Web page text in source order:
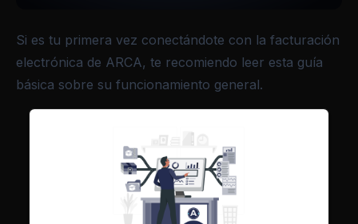
Si es tu primera vez conectándote con la facturación
electrónica de ARCA, te recomiendo leer esta guía
básica sobre su funcionamiento general.